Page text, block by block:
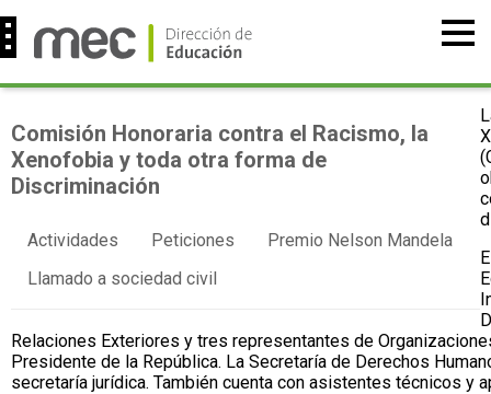
Comisión Honoraria contra el Racismo, la
Xenofobia y toda otra forma de
Discriminación
Actividades Peticiones
Premio Nelson Mandela
Llamado a sociedad civil
Relaciones Exteriores y tres representantes de
Presidente de la República. La Secretaría de Derechos
secretaría jurídica. También cuenta con asistentes técnicos y